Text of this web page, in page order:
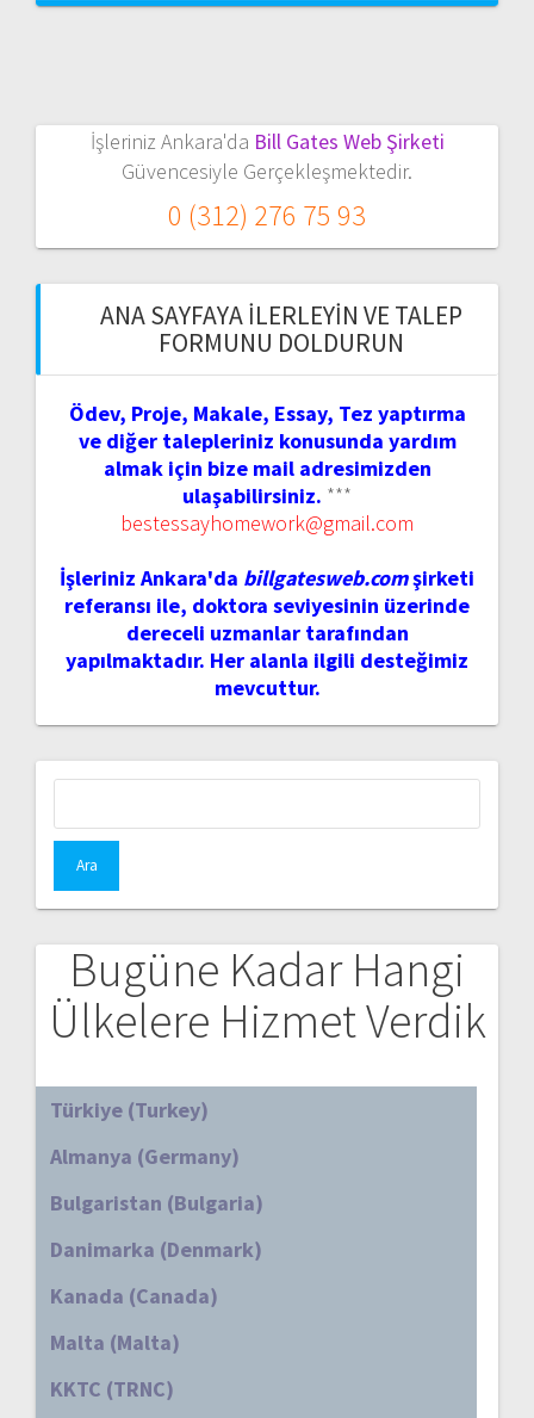
İşleriniz Ankara'da Bill Gates Web Şirketi
Güvencesiyle Gerçekleşmektedir.
0 (312) 276 75 93
ANA SAYFAYA İLERLEYIN VE TALEP
FORMUNU DOLDURUN
Ödev, Proje, Makale, Essay, Tez yaptırma
ve diğer talepleriniz konusunda yardım
almak için bize mail adresimizden
ulaşabilirsiniz. ***
bestessayhomework@gmail.com
İşleriniz Ankara'da billgatesweb.comşirketi
referansı ile, doktora seviyesinin üzerinde
dereceli uzmanlar tarafından
yapılmaktadır. Her alanla ilgili desteğimiz
mevcuttur.
Bugüne Kadar Hangi
Ülkelere Hizmet Verdik
Türkiye (Turkey)
Almanya (Germany)
Bulgaristan (Bulgaria)
Danimarka (Denmark)
Kanada (Canada)
Malta (Malta)
KKTC (TRNC)